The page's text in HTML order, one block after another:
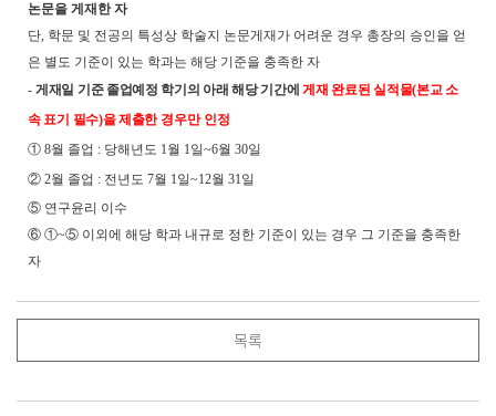
논문을 게재한 자
단, 학문 및 전공의 특성상 학술지 논문게재가 어려운 경우 총장의 승인을 얻
은 별도 기준이 있는 학과는 해당 기준을 충족한 자
- 게재일 기준 졸업예정 학기의 아래 해당 기간에 게재 완료된 실적물(본교 소
속 표기 필수)을 제출한 경우만 인정
① 8월 졸업 : 당해년도 1월 1일~6월 30일
② 2월 졸업 : 전년도 7월 1일~12월 31일
⑤ 연구윤리 이수
⑥ ①~⑤ 이외에 해당 학과 내규로 정한 기준이 있는 경우 그 기준을 충족한
자
목록